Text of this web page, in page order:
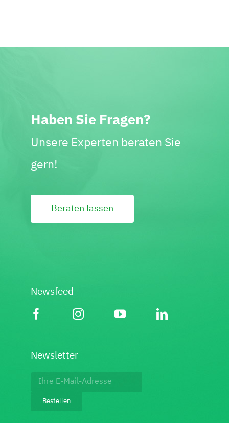
Haben Sie Fragen?
Unsere Experten beraten Sie
gern!
Beraten lassen
Newsfeed
Newsletter
Footer:
bestellen
Bestellen